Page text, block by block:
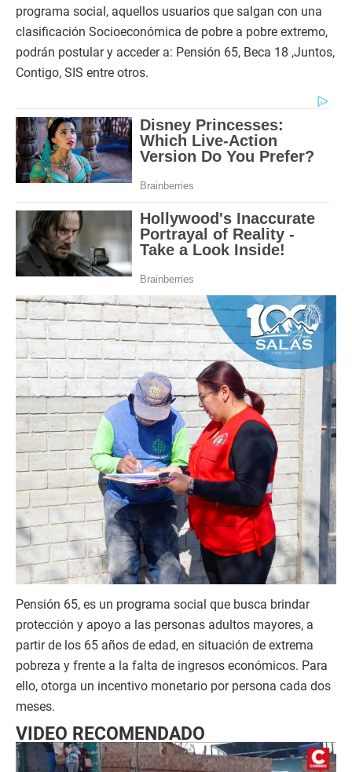
programa social, aquellos usuarios que salgan con una
clasificación Socioeconómica de pobre a pobre extremo,
podrán postular y acceder a: Pensión 65, Beca 18 ,Juntos,
Contigo, SIS entre otros.
Pensión 65, es un programa social que busca brindar
protección y apoyo a las personas adultos mayores, a
partir de los 65 años de edad, en situación de extrema
pobreza y frente a la falta de ingresos económicos. Para
ello, otorga un incentivo monetario por persona cada dos
meses.
VIDEO RECOMENDADO